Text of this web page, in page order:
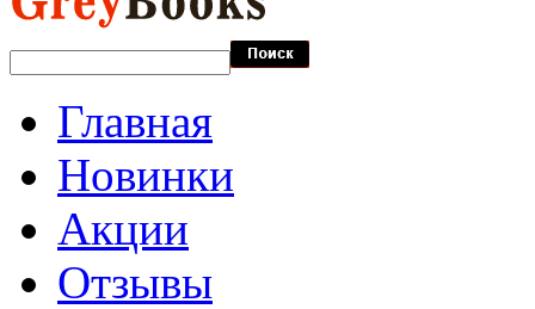
Главная
Новинки
Акции
Отзывы